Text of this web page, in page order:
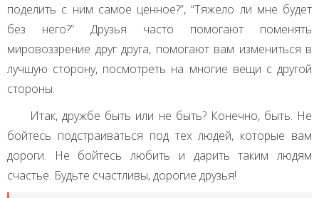
поделить с ним самое ценное?”, “Тяжело ли мне будет
без него?” Друзья часто помогают поменять
мировоззрение друг друга, помогают вам измениться в
лучшую сторону, посмотреть на многие вещи с другой
стороны.
Итак, дружбе быть или не быть? Конечно, быть. Не
бойтесь подстраиваться под тех людей, которые вам
дороги. Не бойтесь любить и дарить таким людям
счастье. Будьте счастливы, дорогие друзья!